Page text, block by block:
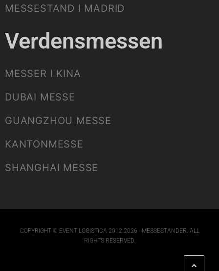
MESSESTAND I MADRID
Verdensmessen
MESSER I KINA
DUBAI MESSE
GUANGZHOU MESSE
KANTONMESSE
SHANGHAI MESSE
COPYRIGHT © EVENT LOGISTICA 2012-2026 - MESSESTANDER. ALL
RIGHTS RESERVED.